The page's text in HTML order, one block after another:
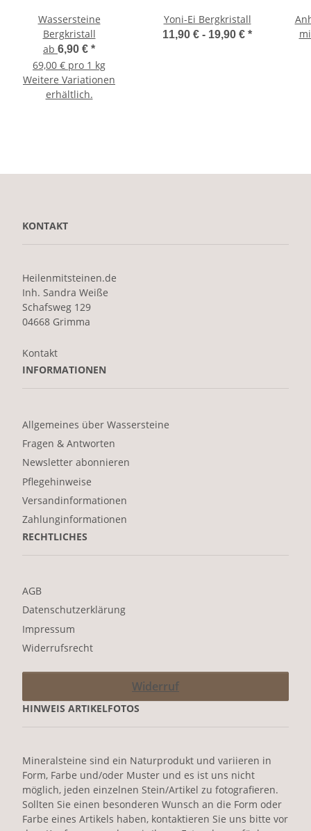
Wassersteine
Bergkristall
ab 6,90 € *
69,00 € pro 1 kg
Weitere Variationen
erhältlich.
Yoni-Ei Bergkristall
11,90 € - 19,90 € *
KONTAKT
Heilenmitsteinen.de
Inh. Sandra Weiße
Schafsweg 129
04668 Grimma
Kontakt
INFORMATIONEN
Allgemeines über Wassersteine
Fragen & Antworten
Newsletter abonnieren
Pflegehinweise
Versandinformationen
Zahlunginformationen
RECHTLICHES
AGB
Datenschutzerklärung
Impressum
Widerrufsrecht
Widerruf
HINWEIS ARTIKELFOTOS
Mineralsteine sind ein Naturprodukt und variieren in
Form, Farbe und/oder Muster und es ist uns nicht
möglich, jeden einzelnen Stein/Artikel zu fotografieren.
Sollten Sie einen besonderen Wunsch an die Form oder
Farbe eines Artikels haben, kontaktieren Sie uns bitte vor